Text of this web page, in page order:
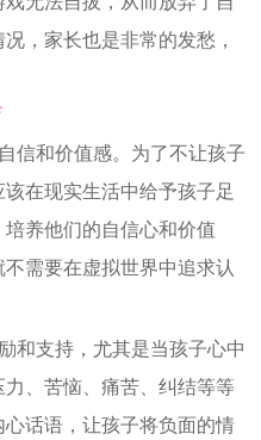
，家长也是非常的发愁，
信和价值感。为了不让孩子
在现实生活中给予孩子足
养他们的自信心和价值
需要在虚拟世界中追求认
和支持，尤其是当孩子心中
、苦恼、痛苦、纠结等等
话语，让孩子将负面的情